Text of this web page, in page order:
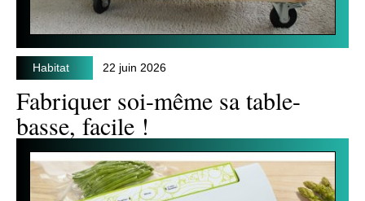
Habitat 22 juin 2026
Fabriquer soi-même sa table-
basse, facile !